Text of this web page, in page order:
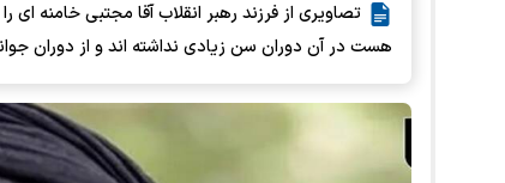
تصاویری از فرزند رهبر انقلاب آقا مجتبی
هست در آن دوران سن زیادی نداشته اند و از دوران